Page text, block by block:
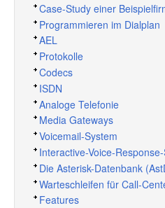
Case-Study einer
Programmieren im Dialplan
AEL
Protokolle
Codecs
ISDN
Analoge Telefonie
Media Gateways
Voicemail-System
Interactive-Voice-
Die Asterisk-Datenbank
Warteschleifen für Call-
Features